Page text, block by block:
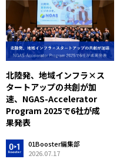
北陸発、地域インフラ×ス
タートアップの共創が加
速、NGAS-Accelerator
Program 2025で6社が成
果発表
01Booster編集部
2026.07.17